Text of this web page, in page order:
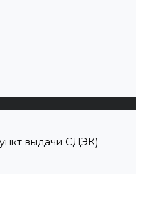
выдачи СДЭК)